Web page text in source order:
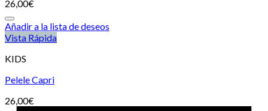
26,00€
Añadir a la lista de deseos
Vista Rápida
KIDS
Pelele Capri
26,00€